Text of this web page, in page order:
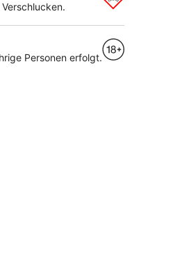
Personen erfolgt.